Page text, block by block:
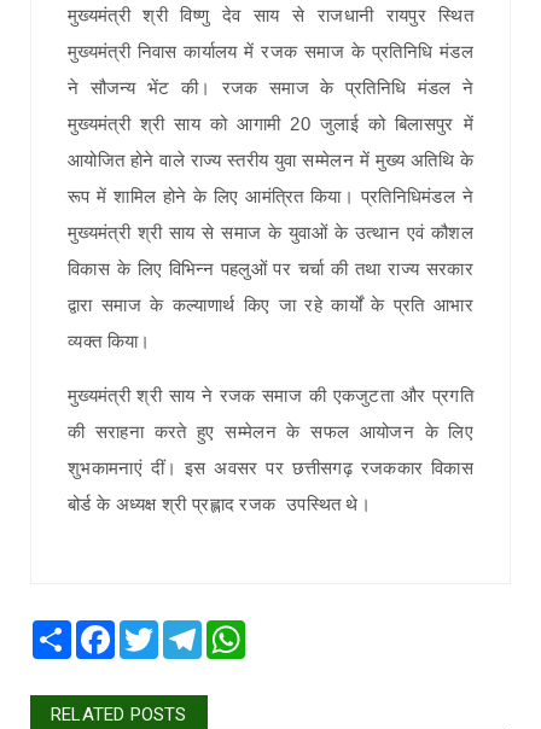
मुख्यमंत्री श्री विष्णु देव साय से राजधानी रायपुर स्थित
मुख्यमंत्री निवास कार्यालय में रजक समाज के प्रतिनिधि मंडल
ने सौजन्य भेंट की। रजक समाज के प्रतिनिधि मंडल ने
मुख्यमंत्री श्री साय को आगामी 20 जुलाई को बिलासपुर में
आयोजित होने वाले राज्य स्तरीय युवा सम्मेलन में मुख्य अतिथि के
रूप में शामिल होने के लिए आमंत्रित किया। प्रतिनिधिमंडल ने
मुख्यमंत्री श्री साय से समाज के युवाओं के उत्थान एवं कौशल
विकास के लिए विभिन्न पहलुओं पर चर्चा की तथा राज्य सरकार
द्वारा समाज के कल्याणार्थ किए जा रहे कार्यों के प्रति आभार
व्यक्त किया।
मुख्यमंत्री श्री साय ने रजक समाज की एकजुटता और प्रगति
की सराहना करते हुए सम्मेलन के सफल आयोजन के लिए
शुभकामनाएं दीं। इस अवसर पर छत्तीसगढ़ रजककार विकास
बोर्ड के अध्यक्ष श्री प्रह्लाद रजक उपस्थित थे।
Share Facebook
TwitterTelegram
RELATED POSTS